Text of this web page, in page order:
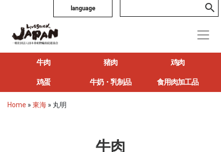
language
牛肉 猪肉 鸡肉
鸡蛋 牛奶・乳制品 食用肉加工品
Home » 東海 » 丸明
牛肉